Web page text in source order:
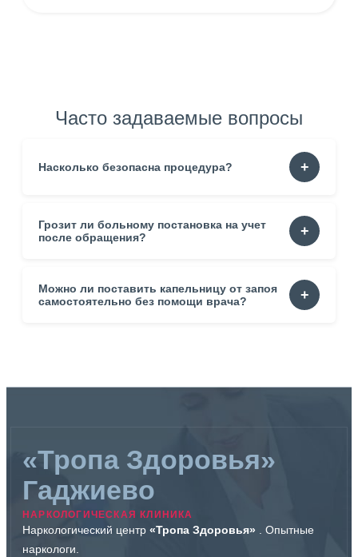
Часто задаваемые вопросы
Насколько безопасна процедура?
Тест
Грозит ли больному постановка на учет
после обращения?
Тест
Можно ли поставить капельницу от запоя
самостоятельно без помощи врача?
«Тропа Здоровья»
Гаджиево
НАРКОЛОГИЧЕСКАЯ КЛИНИКА
Наркологический центр «Тропа Здоровья» . Опытные
наркологи.